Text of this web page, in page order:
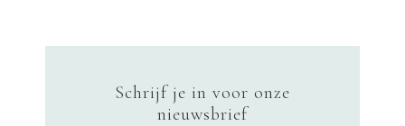
Schrijf je in voor onze
nieuwsbrief